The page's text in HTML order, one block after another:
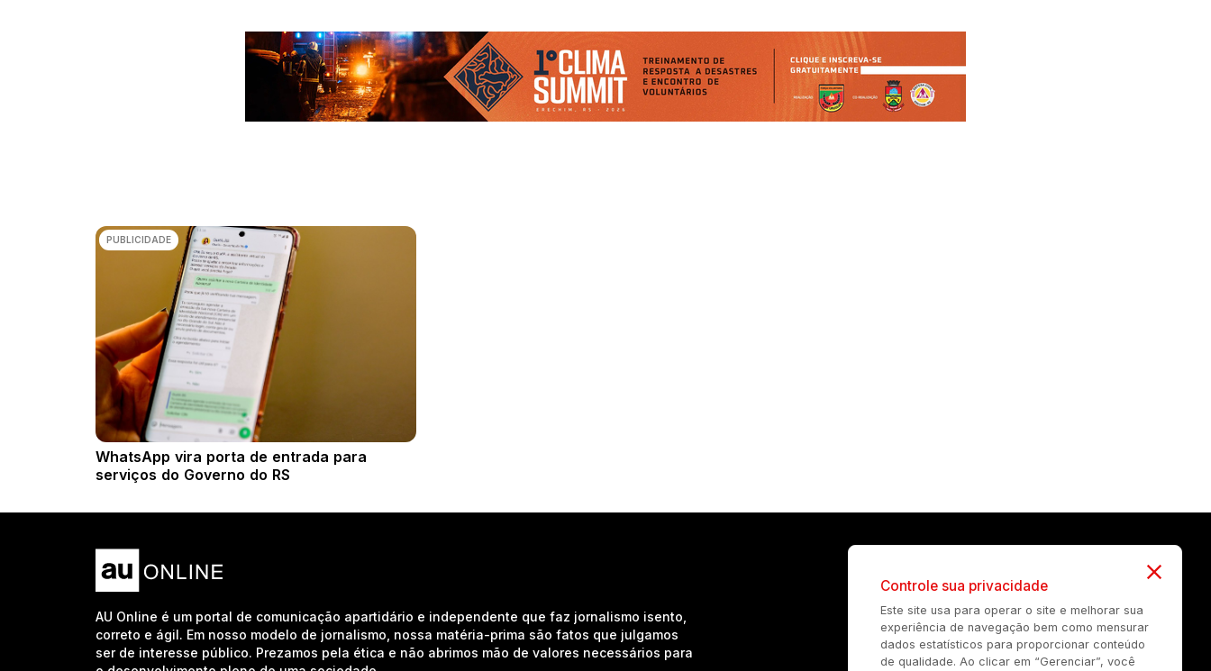
PUBLICIDADE
WhatsApp vira porta de entrada para
serviços do Governo do RS
AU Online é um portal de comunicação apartidário e independente que faz jornalismo isento,
correto e ágil. Em nosso modelo de jornalismo, nossa matéria-prima são fatos que julgamos
ser de interesse público. Prezamos pela ética e não abrimos mão de valores necessários para
Controle sua privacidade
Este site usa para operar o site e melhorar sua
experiência de navegação bem como mensurar
dados estatísticos para proporcionar conteúdo
de qualidade. Ao clicar em “Gerenciar”, você